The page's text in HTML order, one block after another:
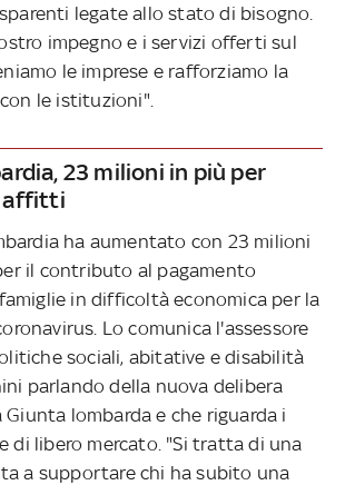
legate allo stato di bisogno.
impegno e i servizi offerti sul
le imprese e rafforziamo la
le istituzioni".
23 milioni in più per
affitti
ha aumentato con 23 milioni
il contributo al pagamento
in difficoltà economica per la
Lo comunica l'assessore
sociali, abitative e disabilità
parlando della nuova delibera
lombarda e che riguarda i
di libero mercato. "Si tratta di una
a supportare chi ha subito una